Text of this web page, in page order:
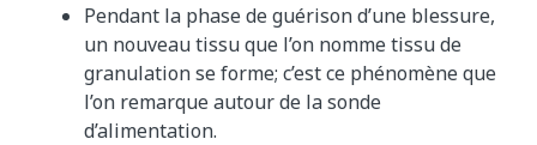
Pendant la phase de guérison d’une blessure,
un nouveau tissu que l’on nomme tissu de
granulation se forme; c’est ce phénomène que
l’on remarque autour de la sonde
d’alimentation.